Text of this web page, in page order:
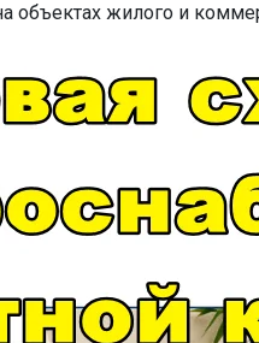
жилого и